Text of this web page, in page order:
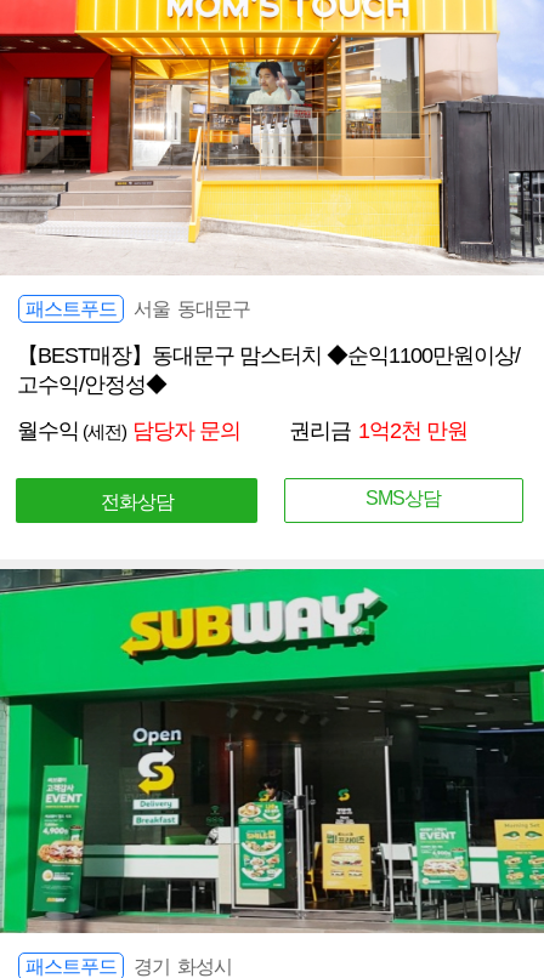
패스트푸드 서울 동대문구
【BEST매장】동대문구 맘스터치 ◆순익1100만원이상/
고수익/안정성◆
월수익 (세전) 담당자 문의 권리금 1억2천 만원
전화상담 SMS상담
패스트푸드 경기 화성시